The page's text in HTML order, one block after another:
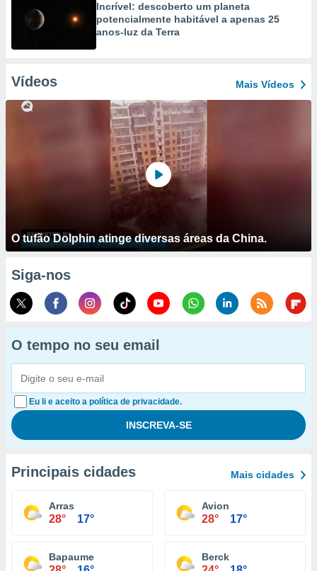
Incrível: descoberto um planeta
potencialmente habitável a apenas 25
anos-luz da Terra
Vídeos Mais Vídeos
O tufão Dolphin atinge diversas áreas da China.
Siga-nos
O tempo no seu email
Eu li e aceito a política de privacidade.
Principais cidades Mais cidades
Arras
28° 17°
Avion
28° 17°
Bapaume Berck